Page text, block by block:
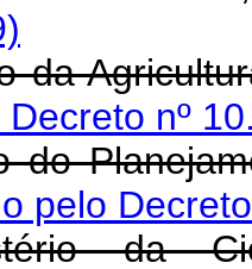
da
nº
do
pelo
da